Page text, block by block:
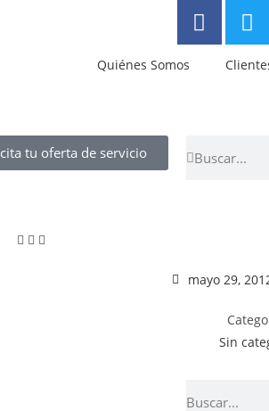
Quiénes Somos
tu oferta de servicio
mayo 29,
Sin